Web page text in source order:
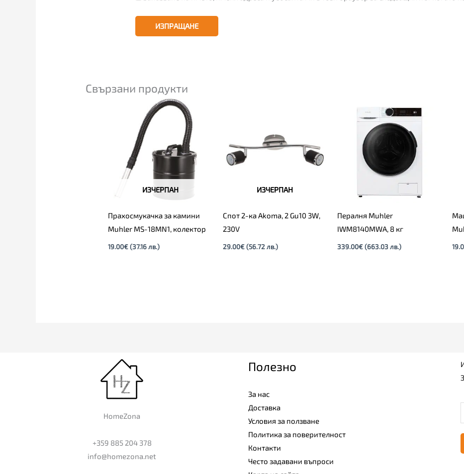
Свързани продукти
ИЗЧЕРПАН
Прахосмукачка за камини
Muhler MS-18MN1, колектор
19.00€(37.16 лв.)
ИЗЧЕРПАН
Спот 2-ка Akoma, 2 Gu10 3W,
230V
29.00€ (56.72 лв.)
Пералня Muhler
IWM8140MWA, 8 кг
339.00€(663.03 лв.)
HomeZona
+359 885 204 378
info@homezona.net
Полезно
За нас
Доставка
Условия за ползване
Политика за поверителност
Контакти
Често задавани въпроси